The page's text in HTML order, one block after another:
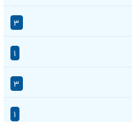
۳
۳